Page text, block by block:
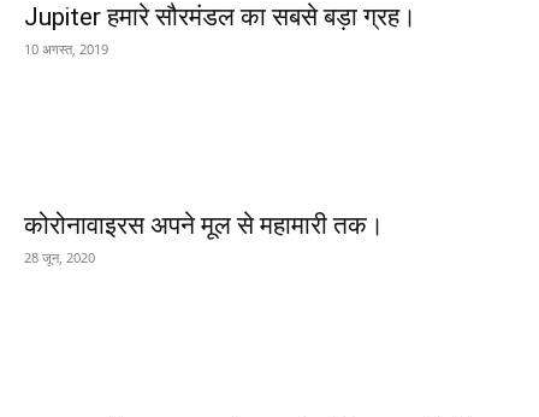
Jupiter हमारे सौरमंडल का सबसे बड़ा ग्रह।
10 अगस्त, 2019
कोरोनावाइरस अपने मूल से महामारी तक।
28 जून, 2020